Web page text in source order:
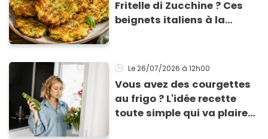
Fritelle di Zucchine ? Ces
beignets italiens à la
Le 26/07/2026 à 12h00
Vous avez des courgettes
au frigo ? L'idée recette
toute simple qui va plaire